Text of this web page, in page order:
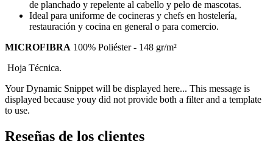
de planchado y repelente al cabello y pelo de mascotas.
Ideal para uniforme de cocineras y chefs en hostelería,
restauración y cocina en general o para comercio.
MICROFIBRA 100% Poliéster - 148 gr/m²
Hoja Técnica.
Your Dynamic Snippet will be displayed here... This message is
displayed because youy did not provide both a filter and a template
to use.
Reseñas de los clientes